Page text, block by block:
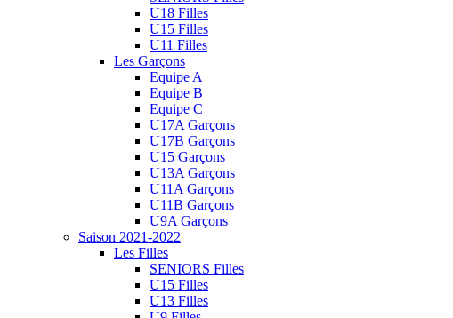
U18 Filles
U15 Filles
U11 Filles
Les Garçons
Equipe A
Equipe B
Equipe C
U17A Garçons
U17B Garçons
U15 Garçons
U13A Garçons
U11A Garçons
U11B Garçons
U9A Garçons
Saison 2021-2022
Les Filles
SENIORS Filles
U15 Filles
U13 Filles